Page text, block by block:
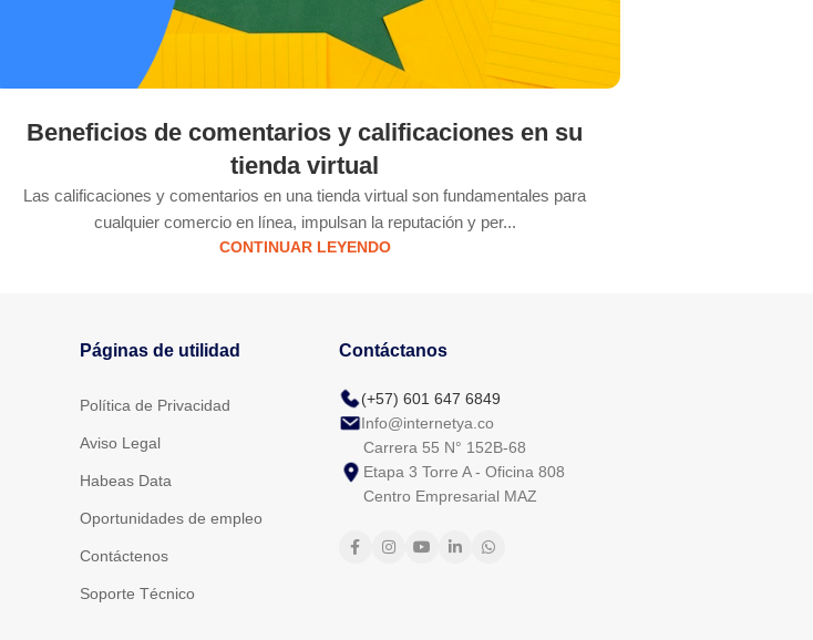
Beneficios de comentarios y calificaciones en su
tienda virtual
Las calificaciones y comentarios en una tienda virtual son fundamentales para
cualquier comercio en línea, impulsan la reputación y per...
CONTINUAR LEYENDO
Páginas de utilidad
Política de Privacidad
Aviso Legal
Habeas Data
Oportunidades de empleo
Contáctenos
Soporte Técnico
Contáctanos
(+57) 601 647 6849
Info@internetya.co
Carrera 55 N° 152B-68
Etapa 3 Torre A - Oficina 808
Centro Empresarial MAZ